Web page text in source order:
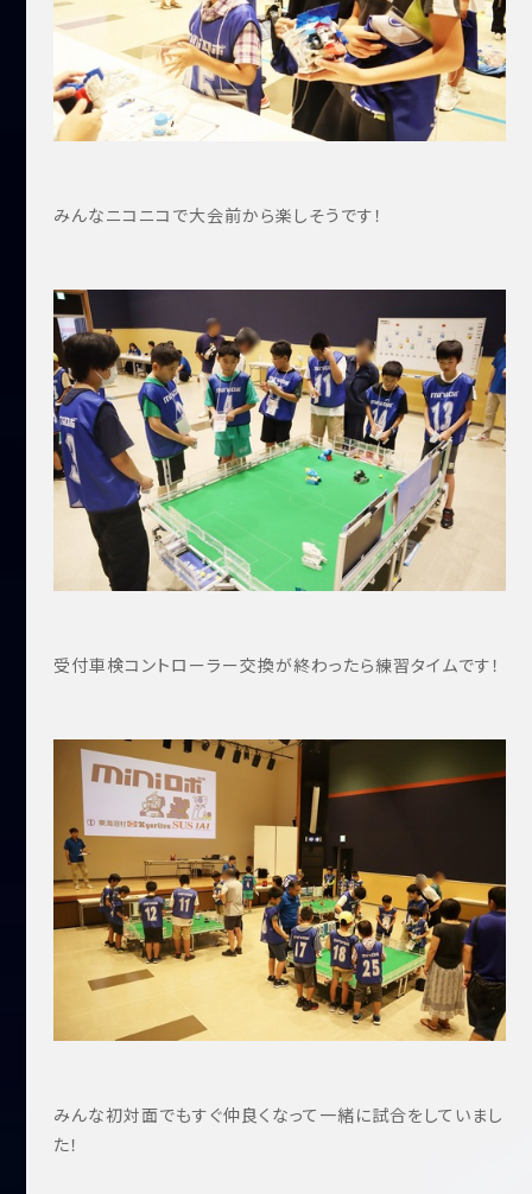
みんなニコニコで大会前から楽しそうです！
受付車検コントローラー交換が終わったら練習タイムです！
みんな初対面でもすぐ仲良くなって一緒に試合をしていまし
た！